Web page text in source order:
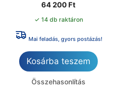
64 200 Ft
✓ 14 db raktáron
Mai feladás, gyors postázás!
Kosárba teszem
Összehasonlítás